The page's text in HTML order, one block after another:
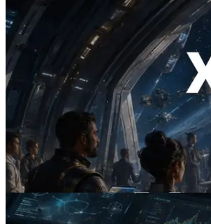
2026.07.04
ERPC lance un RPC Solana
x402 — L'ère où les agents
demande les API dont ils
Lire cet article